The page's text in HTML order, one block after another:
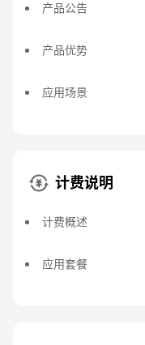
产品公告
产品优势
应用场景
计费说明
计费概述
应用套餐